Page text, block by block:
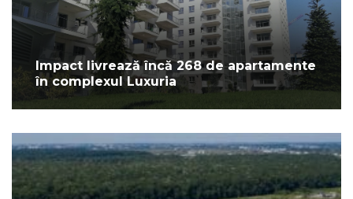
Impact livrează încă 268 de apartamente
în complexul Luxuria